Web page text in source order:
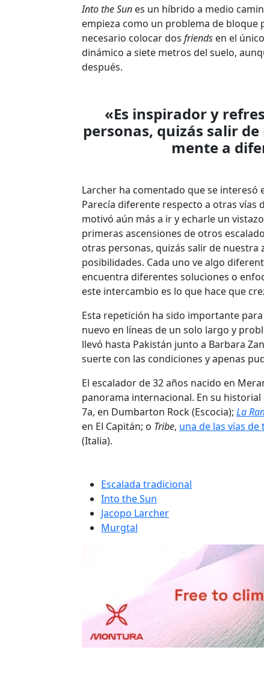
Into the Sun es un híbrido a medio
empieza como un problema de bloque
necesario colocar dos friends en el
dinámico a siete metros del suelo,
después.
«Es inspirador y
personas, quizás salir
mente a
Larcher ha comentado que se interesó
Parecía diferente respecto a otras
motivó aún más a ir y echarle un
primeras ascensiones de otros
otras personas, quizás salir de
posibilidades. Cada uno ve algo
encuentra diferentes soluciones o
este intercambio es lo que hace que
Esta repetición ha sido importante
nuevo en líneas de un solo largo y
llevó hasta Pakistán junto a Barbara
suerte con las condiciones y apenas
El escalador de 32 años nacido en
panorama internacional. En su
7a, en Dumbarton Rock (Escocia); La
en El Capitán; o Tribe, una de las vías
(Italia).
Escalada tradicional
Into the Sun
Jacopo Larcher
Murgtal